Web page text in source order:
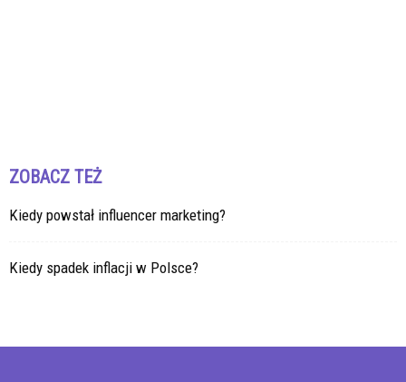
ZOBACZ TEŻ
Kiedy powstał influencer marketing?
Kiedy spadek inflacji w Polsce?